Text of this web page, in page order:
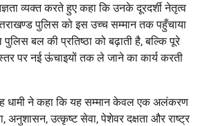
व्यक्त करते हुए कहा कि उनके दूरदर्शी नेतृत्व
पुलिस को इस उच्च सम्मान तक पहुँचाया
बल की प्रतिष्ठा को बढ़ाती है, बल्कि पूरे
स्तर पर नई ऊंचाइयों तक ले जाने का कार्य करती
धामी ने कहा कि यह सम्मान केवल एक अलंकरण
अनुशासन, उत्कृष्ट सेवा, पेशेवर दक्षता और राष्ट्र